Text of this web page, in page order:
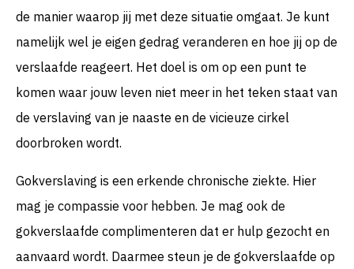
de manier waarop jij met deze situatie omgaat. Je kunt
namelijk wel je eigen gedrag veranderen en hoe jij op de
verslaafde reageert. Het doel is om op een punt te
komen waar jouw leven niet meer in het teken staat van
de verslaving van je naaste en de vicieuze cirkel
doorbroken wordt.
Gokverslaving is een erkende chronische ziekte. Hier
mag je compassie voor hebben. Je mag ook de
gokverslaafde complimenteren dat er hulp gezocht en
aanvaard wordt. Daarmee steun je de gokverslaafde op